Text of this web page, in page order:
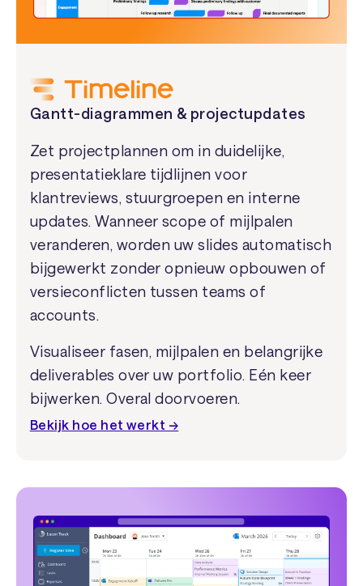
Gantt-diagrammen & projectupdates
Zet projectplannen om in duidelijke,
presentatieklare tijdlijnen voor
klantreviews, stuurgroepen en interne
updates. Wanneer scope of mijlpalen
veranderen, worden uw slides automatisch
bijgewerkt zonder opnieuw opbouwen of
versieconflicten tussen teams of
accounts.
Visualiseer fasen, mijlpalen en belangrijke
deliverables over uw portfolio. Eén keer
bijwerken. Overal doorvoeren.
Bekijk hoe het werkt →